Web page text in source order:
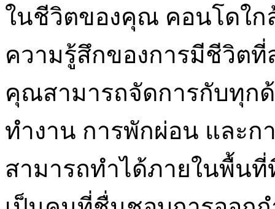
ในชีวิตของคุณ คอนโดใก
ความรู้สึกของการมีชีวิต
คุณสามารถจัดการกับทุก
ทำงาน การพักผ่อน และก
สามารถทำได้ภายในพื้น